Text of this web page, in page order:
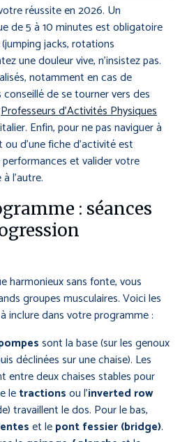
réussite en 2026. Un
de 5 à 10 minutes est obligatoire
jacks, rotations
une douleur vive, n’insistez pas.
notamment en cas de
de se tourner vers des
Professeurs d’Activités Physiques
Enfin, pour ne pas naviguer à
ou d’une fiche d’activité est
et valider votre
l’autre.
: séances
harmonieux sans fonte, vous
groupes musculaires. Voici les
inclure dans votre programme :
sont la base (sur les genoux
déclinées sur une chaise). Les
entre deux chaises stables pour
letractionsou l’inverted row
travaillent le dos. Pour le bas,
et lepont fessier (bridge).